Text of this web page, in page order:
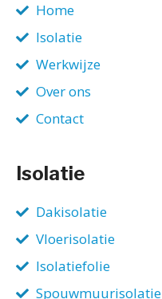
Home
Isolatie
Werkwijze
Over ons
Contact
Isolatie
Dakisolatie
Vloerisolatie
Isolatiefolie
Spouwmuurisolatie